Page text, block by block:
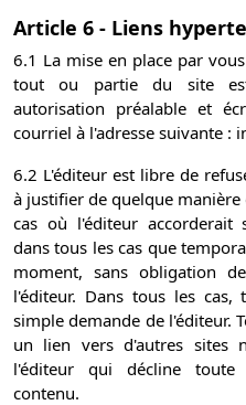
Article 6 - Liens
6.1 La mise en place par
tout ou partie du site
autorisation préalable et
courriel à l'adresse suivante :
6.2 L'éditeur est libre de
à justifier de quelque manière
cas où l'éditeur accorderait
dans tous les cas que
moment, sans obligation
l'éditeur. Dans tous les
simple demande de l'éditeur.
un lien vers d'autres sites
l'éditeur qui décline
contenu.